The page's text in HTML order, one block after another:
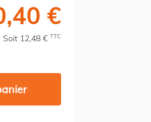
€
Soit 12,48 € TTC